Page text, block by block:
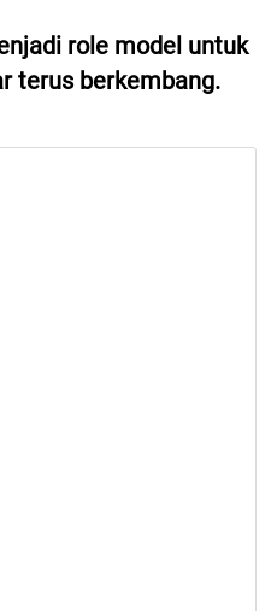
role model untuk
terus berkembang.